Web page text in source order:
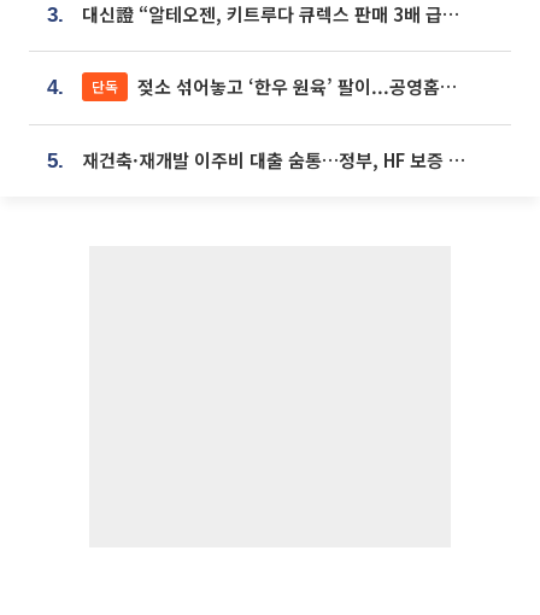
3. 대신證 “알테오젠, 키트루다 큐렉스 판매 3배 급증…목표가 41만원 상향”
4. 단독 젖소 섞어놓고 ‘한우 원육’ 팔이...공영홈쇼핑 표기·검증 구멍
5. 재건축·재개발 이주비 대출 숨통…정부, HF 보증 신설 추진